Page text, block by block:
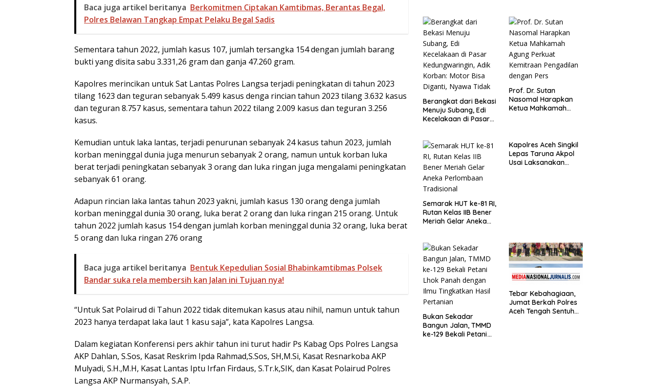
Baca juga artikel beritanya Berkomitmen Ciptakan Kamtibmas, Berantas Begal,
Polres Belawan Tangkap Empat Pelaku Begal Sadis
Sementara tahun 2022, jumlah kasus 107, jumlah tersangka 154 dengan jumlah barang
bukti yang disita sabu 3.331,26 gram dan ganja 47.260 gram.
Kapolres merincikan untuk Sat Lantas Polres Langsa terjadi peningkatan di tahun 2023
tilang 1623 dan teguran sebanyak 5.499 kasus denga rincian tahun 2023 tilang 3.632 kasus
dan teguran 8.757 kasus, sementara tahun 2022 tilang 2.009 kasus dan teguran 3.256
kasus.
Kemudian untuk laka lantas, terjadi penurunan sebanyak 24 kasus tahun 2023, jumlah
korban meninggal dunia juga menurun sebanyak 2 orang, namun untuk korban luka
berat terjadi peningkatan sebanyak 3 orang dan luka ringan juga mengalami peningkatan
sebanyak 61 orang.
Adapun rincian laka lantas tahun 2023 yakni, jumlah kasus 130 orang denga jumlah
korban meninggal dunia 30 orang, luka berat 2 orang dan luka ringan 215 orang. Untuk
tahun 2022 jumlah kasus 154 dengan jumlah korban meninggal dunia 32 orang, luka berat
5 orang dan luka ringan 276 orang
Baca juga artikel beritanya Bentuk Kepedulian Sosial Bhabinkamtibmas Polsek
Bandar suka rela membersih kan Jalan ini Tujuan nya!
“Untuk Sat Polairud di Tahun 2022 tidak ditemukan kasus atau nihil, namun untuk tahun
2023 hanya terdapat laka laut 1 kasu saja”, kata Kapolres Langsa.
Dalam kegiatan Konferensi pers akhir tahun ini turut hadir Ps Kabag Ops Polres Langsa
AKP Dahlan, S.Sos, Kasat Reskrim Ipda Rahmad,S.Sos, SH,M.Si, Kasat Resnarkoba AKP
Mulyadi, S.H.,M.H, Kasat Lantas Iptu Irfan Firdaus, S.Tr.k,SIK, dan Kasat Polairud Polres
Langsa AKP Nurmansyah, S.A.P.
Berangkat dari Bekasi
Menuju Subang, Edi
Kecelakaan di Pasar
Diganti, Nyawa Tidak
Prof. Dr. Sutan
Nasomal Harapkan
Ketua Mahkamah
Semarak HUT ke-81 RI,
Rutan Kelas IIB Bener
Meriah Gelar Aneka
Kapolres Aceh Singkil
Lepas Taruna Akpol
Usai Laksanakan
Bukan Sekadar
Bangun Jalan, TMMD
ke-129 Bekali Petani
Tebar Kebahagiaan,
Jumat Berkah Polres
Aceh Tengah Sentuh